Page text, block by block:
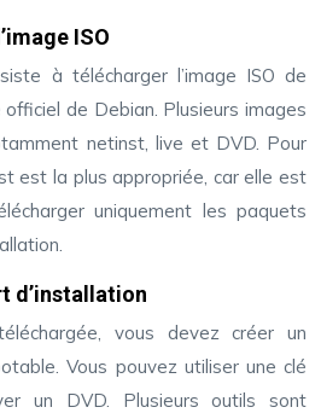
ISO
à télécharger l’image ISO de
de Debian. Plusieurs images
netinst, live et DVD. Pour
est la plus appropriée, car elle est
uniquement les paquets
d’installation
vous devez créer un
Vous pouvez utiliser une clé
un DVD. Plusieurs outils sont